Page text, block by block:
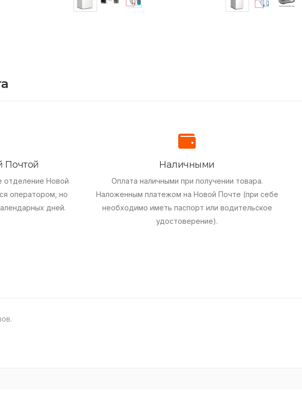
Почтой
отделение Новой
оператором, но
дней.
Наличными
Оплата наличными при получении товара.
Наложенным платежом на Новой Почте (при себе
необходимо иметь паспорт или водительское
удостоверение).